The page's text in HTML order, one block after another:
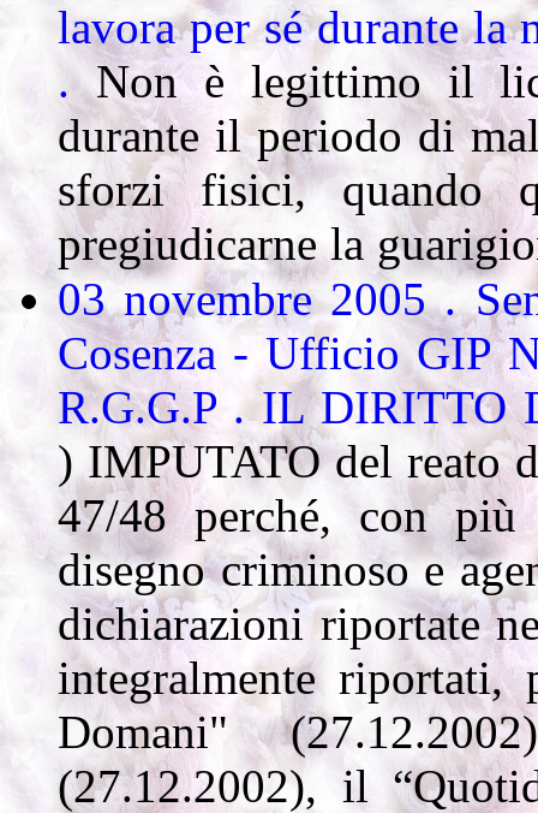
lavora per sé durante la
.Non è legittimo il
durante il periodo di
sforzi fisici, quando
pregiudicarne la
03 novembre 2005 .
Cosenza - Ufficio GIP
R.G.G.P . IL DIRITTO
) IMPUTATO del reato
47/48 perché, con più
disegno criminoso e
dichiarazioni riportate
integralmente riportati,
Domani"
(27.12.2002), il